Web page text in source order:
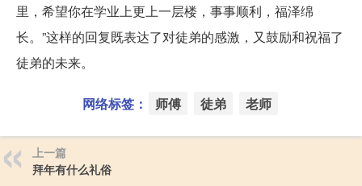
里，希望你在学业上更上一层楼，事事顺利，福泽绵
长。”这样的回复既表达了对徒弟的感激，又鼓励和祝福了
徒弟的未来。
网络标签： 师傅 徒弟 老师
上一篇
拜年有什么礼俗